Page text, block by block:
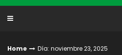
Home Día: noviembre 23, 2025